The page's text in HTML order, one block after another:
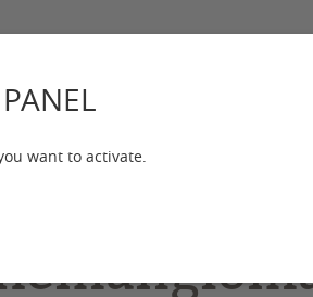
want to activate.
en